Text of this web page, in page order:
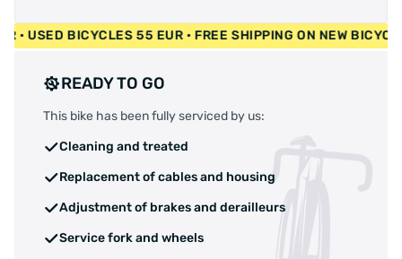
EUR • USED BICYCLES 55 EUR • FREE SHIPPING ON NEW
READY TO GO
This bike has been fully serviced by us:
Cleaning and treated
Replacement of cables and housing
Adjustment of brakes and derailleurs
Service fork and wheels